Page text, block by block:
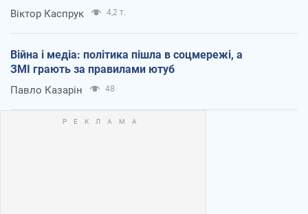
Віктор Каспрук 4,2 т.
Війна і медіа: політика пішла в соцмережі, а
ЗМІ грають за правилами ютуб
Павло Казарін 48